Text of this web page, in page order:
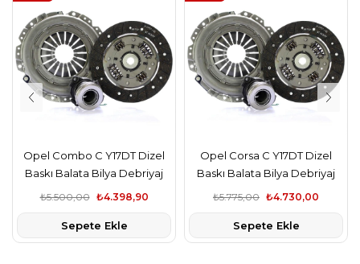
Opel Combo C Y17DT Dizel
Baskı Balata Bilya Debriyaj
Seti Luk Marka
₺4.398,90
₺5.500,00
Sepete Ekle
Opel Corsa C Y17DT Dizel
Baskı Balata Bilya Debriyaj
Seti Luk Marka
₺4.730,00
₺5.775,00
Sepete Ekle